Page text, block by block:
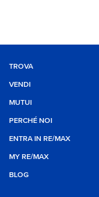
TROVA
VENDI
MUTUI
PERCHÉ NOI
ENTRA IN RE/MAX
MY RE/MAX
BLOG